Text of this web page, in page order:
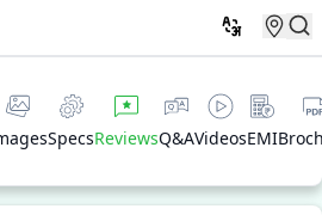
SpecsReviewsQ&AVideosEMI